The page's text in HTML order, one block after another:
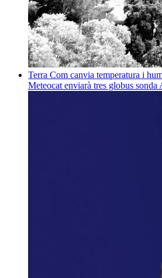
Terra Com canvia temperatura i
Meteocat enviarà tres globus sonda